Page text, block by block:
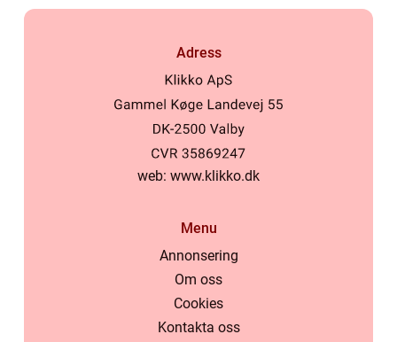
Adress
web: www.klikko.dk
Menu
Annonsering
Om oss
Cookies
Kontakta oss